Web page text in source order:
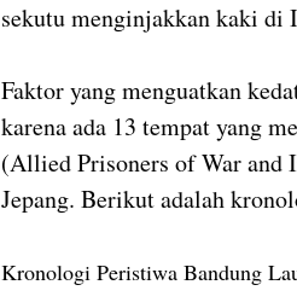
sekutu menginjakkan kaki di
Faktor yang menguatkan
karena ada 13 tempat yang
(Allied Prisoners of War and
Jepang. Berikut adalah
Kronologi Peristiwa Bandung